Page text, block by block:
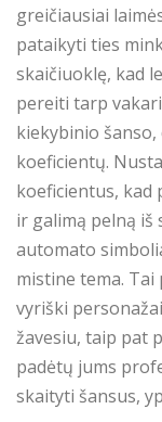
greičiausiai
pataikyti ties
skaičiuoklę, kad
pereiti tarp
kiekybinio
koeficientų.
koeficientus, kad
ir galimą pelną iš
automato
mistine tema.
vyriški
žavesiu, taip pat
padėtų jums
skaityti šansus,